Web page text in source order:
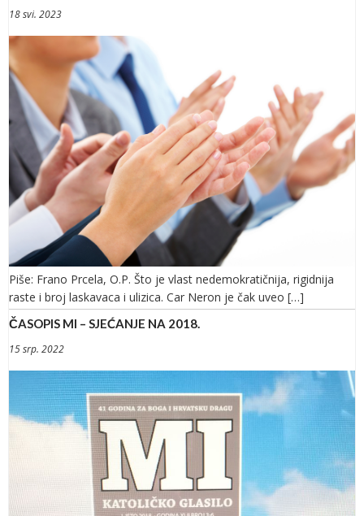
18 svi. 2023
Piše: Frano Prcela, O.P. Što je vlast nedemokratičnija, rigidnija
raste i broj laskavaca i ulizica. Car Neron je čak uveo […]
ČASOPIS MI – SJEĆANJE NA 2018.
15 srp. 2022